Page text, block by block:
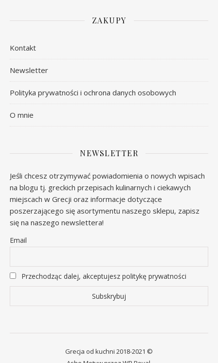
ZAKUPY
Kontakt
Newsletter
Polityka prywatności i ochrona danych osobowych
O mnie
NEWSLETTER
Jeśli chcesz otrzymywać powiadomienia o nowych wpisach
na blogu tj. greckich przepisach kulinarnych i ciekawych
miejscach w Grecji oraz informacje dotyczące
poszerzającego się asortymentu naszego sklepu, zapisz
się na naszego newslettera!
Email
Przechodząc dalej, akceptujesz politykę prywatności
Grecja od kuchni 2018-2021 ©